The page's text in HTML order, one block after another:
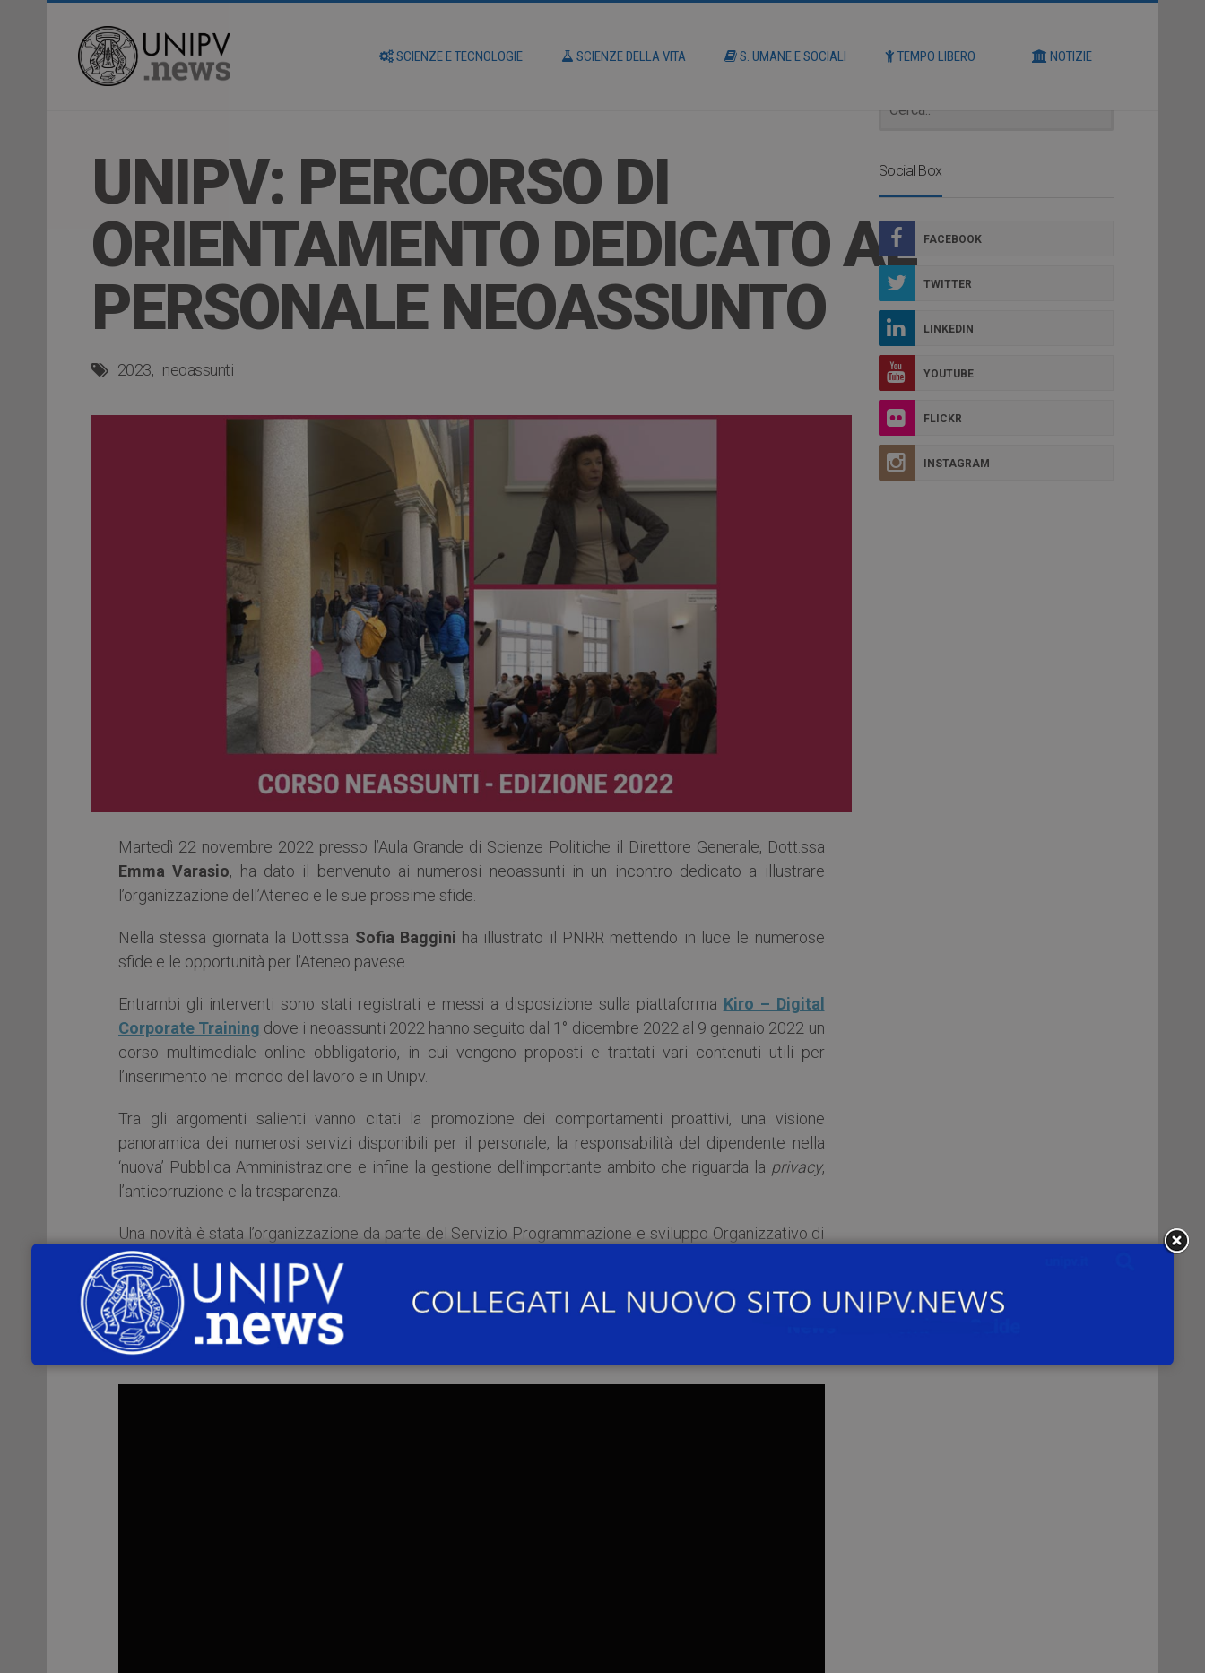
SCIENZE E TECNOLOGIE SCIENZE DELLA VITA S. UMANE E SOCIALI TEMPO LIBERO NOTIZIE
UNIPV: PERCORSO DI
ORIENTAMENTO DEDICATO AL
PERSONALE NEOASSUNTO
2023 neoassunti
Martedì 22 novembre 2022 presso l’Aula Grande di Scienze Politiche il Direttore Generale, Dott.ssa
Emma Varasio, ha dato il benvenuto ai numerosi neoassunti in un incontro dedicato a illustrare
l’organizzazione dell’Ateneo e le sue prossime sfide.
Nella stessa giornata la Dott.ssa Sofia Baggini ha illustrato il PNRR mettendo in luce le numerose
sfide e le opportunità per l’Ateneo pavese.
Entrambi gli interventi sono stati registrati e messi a disposizione sulla piattaforma Kiro – Digital
Corporate Training dove i neoassunti 2022 hanno seguito dal 1° dicembre 2022 al 9 gennaio 2022 un
corso multimediale online obbligatorio, in cui vengono proposti e trattati vari contenuti utili per
l’inserimento nel mondo del lavoro e in Unipv.
Tra gli argomenti salienti vanno citati la promozione dei comportamenti proattivi, una visione
panoramica dei numerosi servizi disponibili per il personale, la responsabilità del dipendente nella
‘nuova’ Pubblica Amministrazione e infine la gestione dell’importante ambito che riguarda la privacy,
l’anticorruzione e la trasparenza.
Una novità è stata l’organizzazione da parte del Servizio Programmazione e sviluppo Organizzativo di
2 visite guidate a cura della Dott.ssa
in alcuni luoghi di valore storico, quali l’aula Scarpa del palazzo centrale, il Museo per la Storia
dell’Università, la Stanza di Napoleone presso il Palazzo Botta e il Museo Kosmos. Durante la visita
sono state girate varie riprese a cura del Servizio Innovazione Didattica e Comunicazione Digitale che
ha poi realizzato un trailer
Social Box
FACEBOOK
TWITTER
LINKEDIN
YOUTUBE
FLICKR
INSTAGRAM